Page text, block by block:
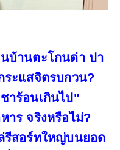
นบ้านตะโกนด่า ปา
ระแสจิตรบกวน?
าร้อนเกินไป"
าร จริงหรือไม่?
รีสอร์ทใหญ่บนยอด